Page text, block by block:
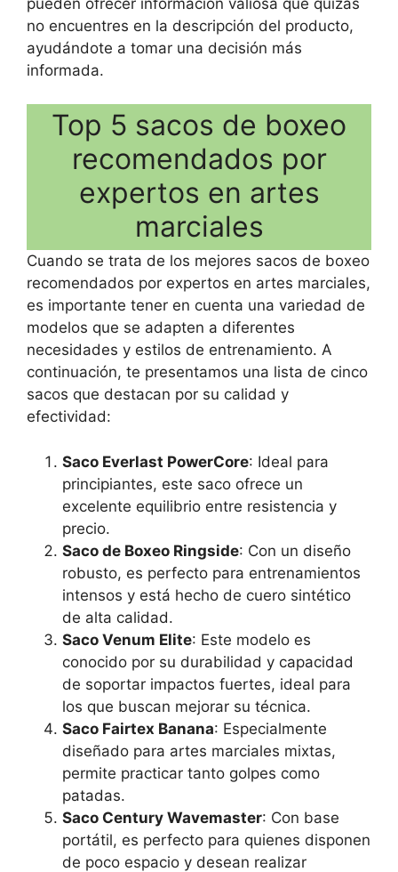
no encuentres en la descripción del producto,
ayudándote a tomar una decisión más
informada.
Top 5 sacos de boxeo
recomendados por
expertos en artes
marciales
Cuando se trata de los mejores sacos de boxeo
recomendados por expertos en artes marciales,
es importante tener en cuenta una variedad de
modelos que se adapten a diferentes
necesidades y estilos de entrenamiento. A
continuación, te presentamos una lista de cinco
sacos que destacan por su calidad y
efectividad:
Saco Everlast PowerCore: Ideal para
principiantes, este saco ofrece un
excelente equilibrio entre resistencia y
precio.
Saco de Boxeo Ringside: Con un diseño
robusto, es perfecto para entrenamientos
intensos y está hecho de cuero sintético
de alta calidad.
Saco Venum Elite: Este modelo es
conocido por su durabilidad y capacidad
de soportar impactos fuertes, ideal para
los que buscan mejorar su técnica.
Saco Fairtex Banana: Especialmente
diseñado para artes marciales mixtas,
permite practicar tanto golpes como
patadas.
Saco Century Wavemaster: Con base
portátil, es perfecto para quienes disponen
de poco espacio y desean realizar